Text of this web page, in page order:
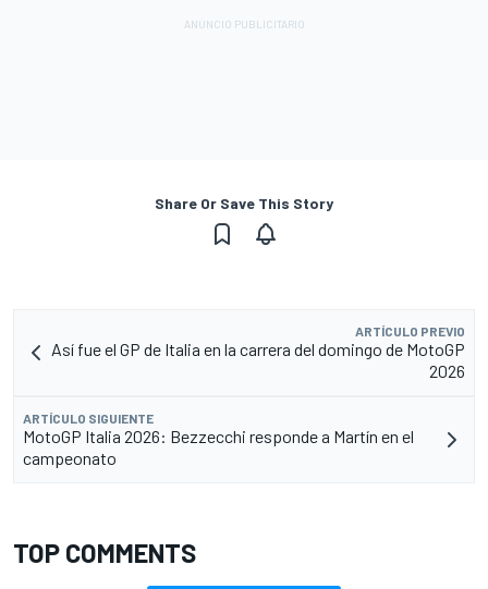
Share Or Save This Story
ARTÍCULO PREVIO
Así fue el GP de Italia en la carrera del domingo de MotoGP
2026
ARTÍCULO SIGUIENTE
MotoGP Italia 2026: Bezzecchi responde a Martín en el
campeonato
TOP COMMENTS